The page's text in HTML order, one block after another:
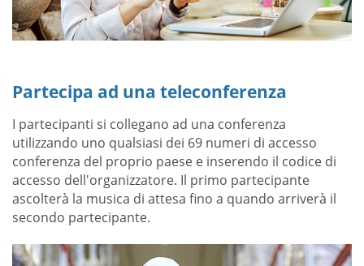
Partecipa ad una teleconferenza
I partecipanti si collegano ad una conferenza
utilizzando uno qualsiasi dei 69 numeri di accesso
conferenza del proprio paese e inserendo il codice di
accesso dell'organizzatore. Il primo partecipante
ascolterà la musica di attesa fino a quando arriverà il
secondo partecipante.